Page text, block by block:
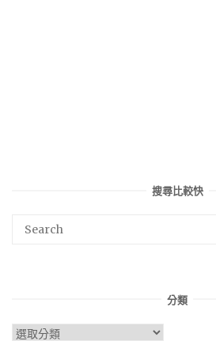
搜尋比較快
分類
分